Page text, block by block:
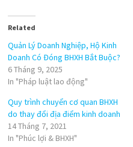
Related
Quản Lý Doanh Nghiệp, Hộ Kinh
Doanh Có Đóng BHXH Bắt Buộc?
6 Tháng 9, 2025
In "Pháp luật lao động"
Quy trình chuyển cơ quan BHXH
do thay đổi địa điểm kinh doanh
14 Tháng 7, 2021
In "Phúc lợi & BHXH"